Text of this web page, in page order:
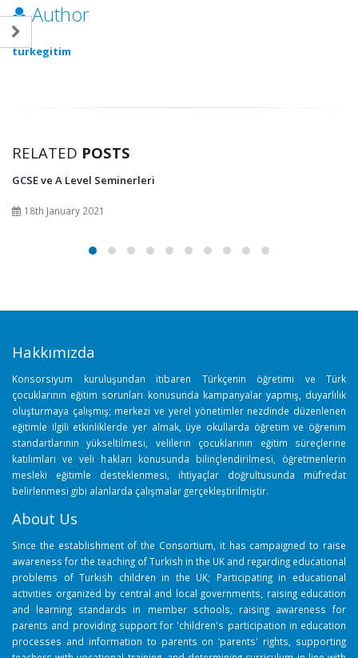
Author
turkegitim
RELATED POSTS
GCSE ve A Level Seminerleri
18th January 2021
Hakkımızda
Konsorsiyum kuruluşundan itibaren Türkçenin öğretimi ve Türk
çocuklarının eğitim sorunları konusunda kampanyalar yapmış, duyarlılık
oluşturmaya çalışmış; merkezi ve yerel yönetimler nezdinde düzenlenen
eğitimle ilgili etkinliklerde yer almak, üye okullarda öğretim ve öğrenim
standartlarının yükseltilmesi, velilerin çocuklarının eğitim süreçlerine
katılımları ve veli hakları konusunda bilinçlendirilmesi, öğretmenlerin
mesleki eğitimle desteklenmesi, ihtiyaçlar doğrultusunda müfredat
belirlenmesi gibi alanlarda çalışmalar gerçekleştirilmiştir.
About Us
Since the establishment of the Consortium, it has campaigned to raise
awareness for the teaching of Turkish in the UK and regarding educational
problems of Turkish children in the UK; Participating in educational
activities organized by central and local governments, raising education
and learning standards in member schools, raising awareness for
parents and providing support for 'children's participation in education
processes and information to parents on ‘parents' rights, supporting